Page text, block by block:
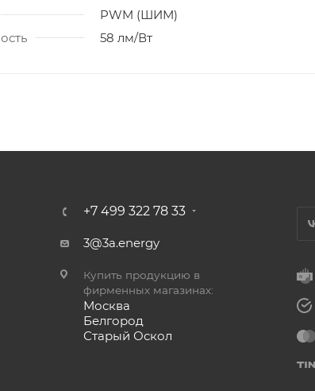
PWM (ШИМ)
58 лм/Вт
+7 499 322 78 33
3@3a.energy
Купить продукцию в
фирменных магазинах:
Москва
Белгород
Старый Оскол